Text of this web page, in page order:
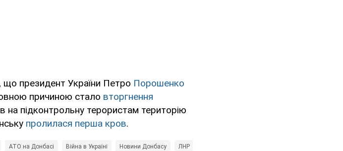
що президент України Петро Порошенко
причиною стало вторгнення
на підконтрольну терористам територію
пролилася перша кров.
АТО на Донбасі Війна в Україні Новини Донбасу ЛНР